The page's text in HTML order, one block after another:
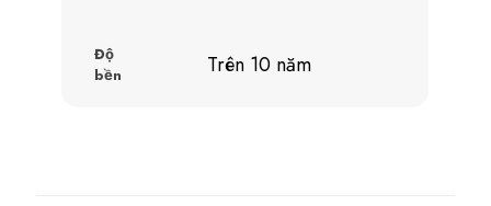
Độ
bền
Trên 10 năm